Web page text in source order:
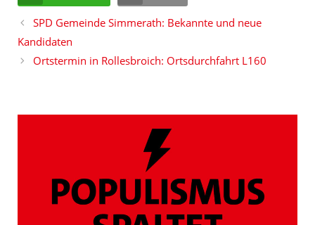
SPD Gemeinde Simmerath: Bekannte und neue
Kandidaten
Ortstermin in Rollesbroich: Ortsdurchfahrt L160